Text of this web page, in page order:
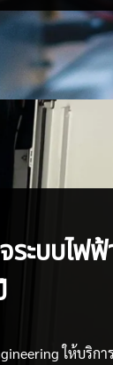
ะบบไฟฟ้
ให้บริก